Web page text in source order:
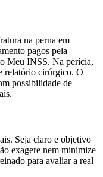
na perna em
pagos pela
Meu INSS. Na perícia,
relatório cirúrgico. O
possibilidade de
Seja claro e objetivo
exagere nem minimize
para avaliar a real